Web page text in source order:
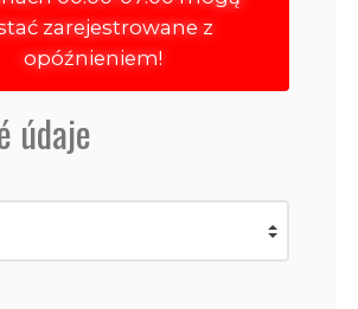
zarejestrowane z
opóźnieniem!
údaje